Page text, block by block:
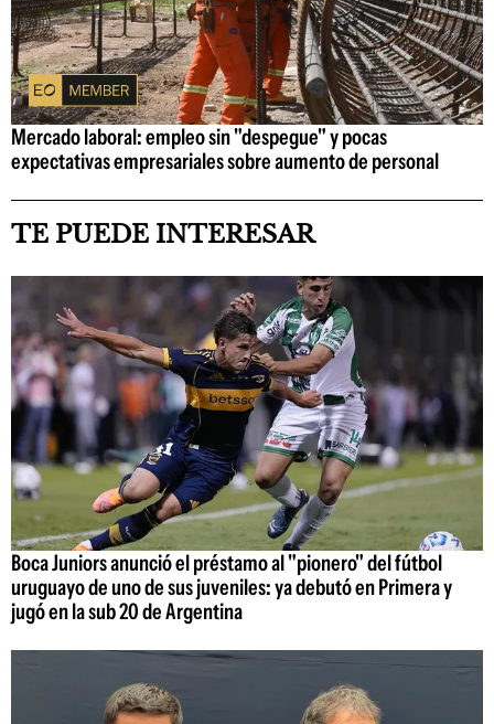
Mercado laboral: empleo sin "despegue" y pocas
expectativas empresariales sobre aumento de personal
TE PUEDE INTERESAR
Boca Juniors anunció el préstamo al "pionero" del fútbol
uruguayo de uno de sus juveniles: ya debutó en Primera y
jugó en la sub 20 de Argentina